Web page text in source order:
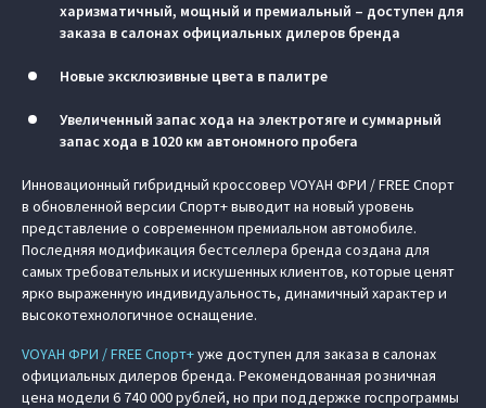
харизматичный, мощный и премиальный – доступен для
заказа в салонах официальных дилеров бренда
Новые эксклюзивные цвета в палитре
Увеличенный запас хода на электротяге и суммарный
запас хода в 1020 км автономного пробега
Инновационный гибридный кроссовер VOYAH ФРИ / FREE Спорт
в обновленной версии Спорт+ выводит на новый уровень
представление о современном премиальном автомобиле.
Последняя модификация бестселлера бренда создана для
самых требовательных и искушенных клиентов, которые ценят
ярко выраженную индивидуальность, динамичный характер и
высокотехнологичное оснащение.
VOYAH ФРИ / FREE Спорт+уже доступен для заказа в салонах
официальных дилеров бренда. Рекомендованная розничная
цена модели 6 740 000 рублей, но при поддержке госпрограммы